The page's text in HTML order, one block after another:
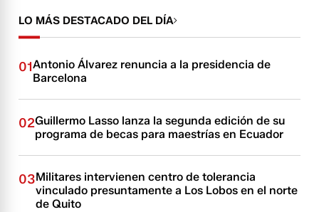
LO MÁS DESTACADO DEL DÍA
01Antonio Álvarez renuncia a la presidencia de
Barcelona
02Guillermo Lasso lanza la segunda edición de su
programa de becas para maestrías en Ecuador
03Militares intervienen centro de tolerancia
vinculado presuntamente a Los Lobos en el norte
de Quito